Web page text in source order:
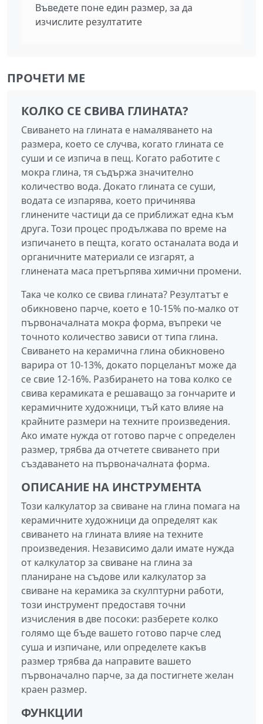
Въведете поне един размер, за да
изчислите резултатите
ПРОЧЕТИ МЕ
КОЛКО СЕ СВИВА ГЛИНАТА?
Свиването на глината е намаляването на
размера, което се случва, когато глината се
суши и се изпича в пещ. Когато работите с
мокра глина, тя съдържа значително
количество вода. Докато глината се суши,
водата се изпарява, което причинява
глинените частици да се приближат една към
друга. Този процес продължава по време на
изпичането в пещта, когато останалата вода и
органичните материали се изгарят, а
глинената маса претърпява химични промени.
Така че колко се свива глината? Резултатът е
обикновено парче, което е 10-15% по-малко от
първоначалната мокра форма, въпреки че
точното количество зависи от типа глина.
Свиването на керамична глина обикновено
варира от 10-13%, докато порцеланът може да
се свие 12-16%. Разбирането на това колко се
свива керамиката е решаващо за гончарите и
керамичните художници, тъй като влияе на
крайните размери на техните произведения.
Ако имате нужда от готово парче с определен
размер, трябва да отчетете свиването при
създаването на първоначалната форма.
ОПИСАНИЕ НА ИНСТРУМЕНТА
Този калкулатор за свиване на глина помага на
керамичните художници да определят как
свиването на глината влияе на техните
произведения. Независимо дали имате нужда
от калкулатор за свиване на глина за
планиране на съдове или калкулатор за
свиване на керамика за скулптурни работи,
този инструмент предоставя точни
изчисления в две посоки: разберете колко
голямо ще бъде вашето готово парче след
суша и изпичане, или определете какъв
размер трябва да направите вашето
първоначално парче, за да постигнете желан
краен размер.
ФУНКЦИИ